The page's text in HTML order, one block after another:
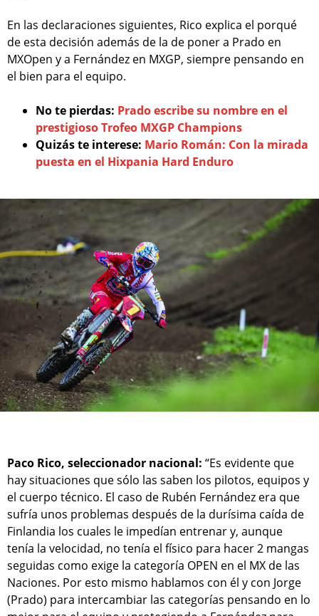
En las declaraciones siguientes, Rico explica el porqué
de esta decisión además de la de poner a Prado en
MXOpen y a Fernández en MXGP, siempre pensando en
el bien para el equipo.
No te pierdas: Prado escribe su nombre en el
prestigioso Trofeo MXGP Champions
Quizás te interese: Mario Román: Con la mirada
puesta en el Hixpania Hard Enduro
Paco Rico, seleccionador nacional: “Es evidente que
hay situaciones que sólo las saben los pilotos, equipos y
el cuerpo técnico. El caso de Rubén Fernández era que
sufría unos problemas después de la durísima caída de
Finlandia los cuales le impedían entrenar y, aunque
tenía la velocidad, no tenía el físico para hacer 2 mangas
seguidas como exige la categoría OPEN en el MX de las
Naciones. Por esto mismo hablamos con él y con Jorge
(Prado) para intercambiar las categorías pensando en lo